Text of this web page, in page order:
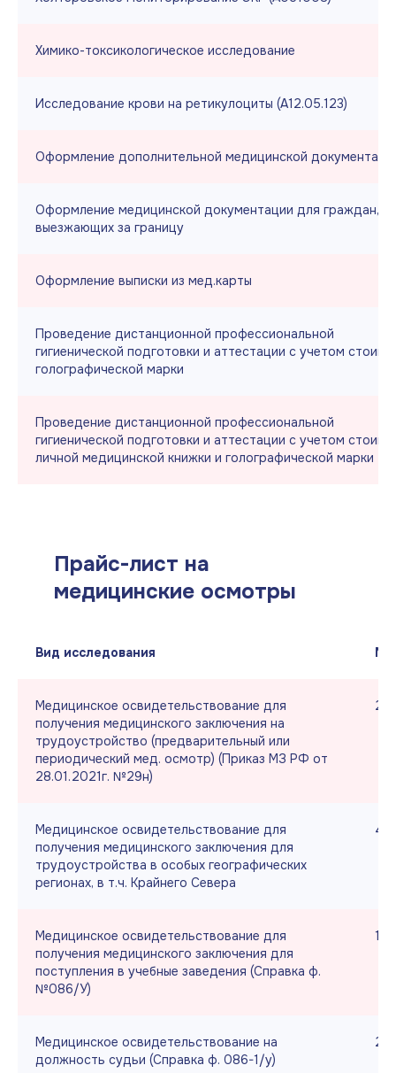
Химико-токсикологическое исследование
Исследование крови на ретикулоциты (А12.05.123)
Оформление дополнительной медицинской
Оформление медицинской документации для граждан,
выезжающих за границу
Оформление выписки из мед.карты
Проведение дистанционной профессиональной
гигиенической подготовки и аттестации с учетом
голографической марки
Проведение дистанционной профессиональной
гигиенической подготовки и аттестации с учетом
личной медицинской книжки и голографической марки
Прайс-лист на
медицинские осмотры
Вид исследования
Медицинское освидетельствование для
получения медицинского заключения на
трудоустройство (предварительный или
периодический мед. осмотр) (Приказ МЗ РФ от
28.01.2021г. №29н)
2
Медицинское освидетельствование для
получения медицинского заключения для
трудоустройства в особых географических
регионах, в т.ч. Крайнего Севера
4
Медицинское освидетельствование для
получения медицинского заключения для
поступления в учебные заведения (Справка ф.
№086/У)
1
Медицинское освидетельствование на
должность судьи (Справка ф. 086-1/у)
2